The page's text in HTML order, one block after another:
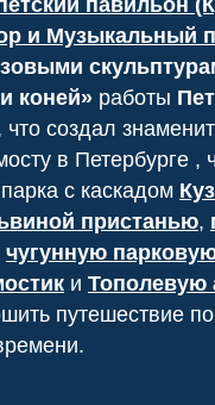
и Музыкальный
коней» работы
что создал
в Петербурге ,
с каскадом
пристанью,
чугунную
и Тополевую
путешествие